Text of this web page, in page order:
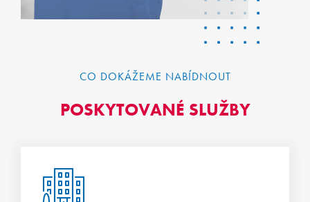
CO DOKÁŽEME NABÍDNOUT
POSKYTOVANÉ SLUŽBY